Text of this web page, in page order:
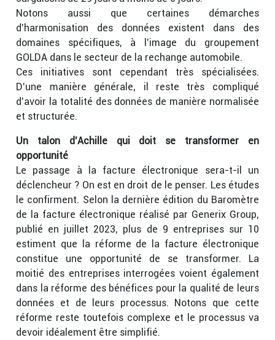
Notons aussi que certaines démarches
d’harmonisation des données existent dans des
domaines spécifiques, à l’image du groupement
GOLDA dans le secteur de la rechange automobile.
Ces initiatives sont cependant très spécialisées.
D’une manière générale, il reste très compliqué
d’avoir la totalité des données de manière normalisée
et structurée.
Un talon d’Achille qui doit se transformer en
opportunité
Le passage à la facture électronique sera-t-il un
déclencheur ? On est en droit de le penser. Les études
le confirment. Selon la dernière édition du Baromètre
de la facture électronique réalisé par Generix Group,
publié en juillet 2023, plus de 9 entreprises sur 10
estiment que la réforme de la facture électronique
constitue une opportunité de se transformer. La
moitié des entreprises interrogées voient également
dans la réforme des bénéfices pour la qualité de leurs
données et de leurs processus. Notons que cette
réforme reste toutefois complexe et le processus va
devoir idéalement être simplifié.